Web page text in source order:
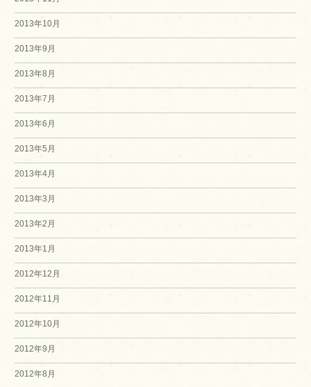
2013年10月
2013年9月
2013年8月
2013年7月
2013年6月
2013年5月
2013年4月
2013年3月
2013年2月
2013年1月
2012年12月
2012年11月
2012年10月
2012年9月
2012年8月